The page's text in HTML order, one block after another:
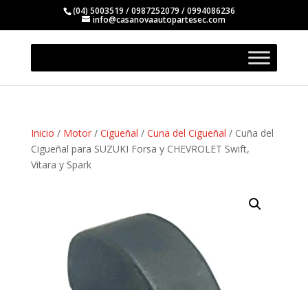
(04) 5003519 / 0987252079 / 0994086236
info@casanovaautopartesec.com
Inicio / Motor/ Cigüeñal / Cuna del Cigueñal / Cuña del
Cigueñal para SUZUKI Forsa y CHEVROLET Swift,
Vitara y Spark